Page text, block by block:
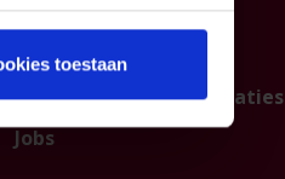
toestaan
Institutionele sector
Partnership
Persberichten & publicaties
Jobs